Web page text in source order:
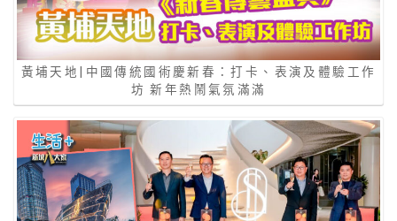
黃埔天地|中國傳統國術慶新春：打卡、表演及體驗工作
坊 新年熱鬧氣氛滿滿